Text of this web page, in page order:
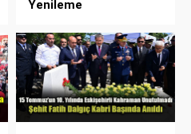
Yenileme